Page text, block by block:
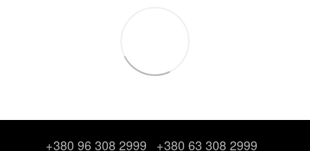
+380 96 308 2999 +380 63 308 2999